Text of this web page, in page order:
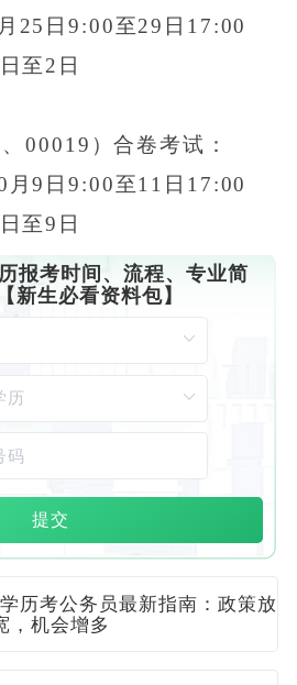
25日9:00至29日17:00
至2日
00019）合卷考试：
月9日9:00至11日17:00
至9日
报考时间、流程、专业简
新生必看资料包】
提交
历考公务员最新指南：政策放
，机会增多